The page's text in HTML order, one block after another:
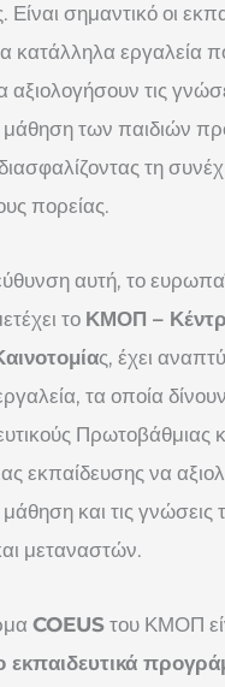
Είναι σημαντικό οι
εργαλεία
αξιολογήσουν τις
των παιδιών
τη
πορείας.
αυτή, το
το ΚΜΟΠ –
ς, έχει
τα οποία
Πρωτοβάθμιας
εκπαίδευσης να
και τις γνώσεις
μεταναστών.
COEUS του ΚΜΟΠ
εκπαιδευτικά